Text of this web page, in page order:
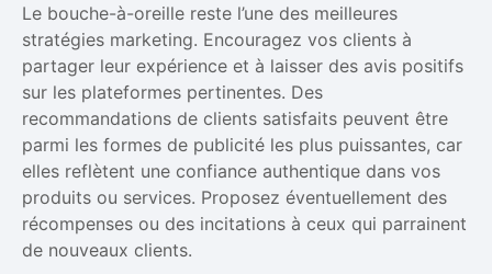
Le bouche-à-oreille reste l’une des meilleures
stratégies marketing. Encouragez vos clients à
partager leur expérience et à laisser des avis positifs
sur les plateformes pertinentes. Des
recommandations de clients satisfaits peuvent être
parmi les formes de publicité les plus puissantes, car
elles reflètent une confiance authentique dans vos
produits ou services. Proposez éventuellement des
récompenses ou des incitations à ceux qui parrainent
de nouveaux clients.